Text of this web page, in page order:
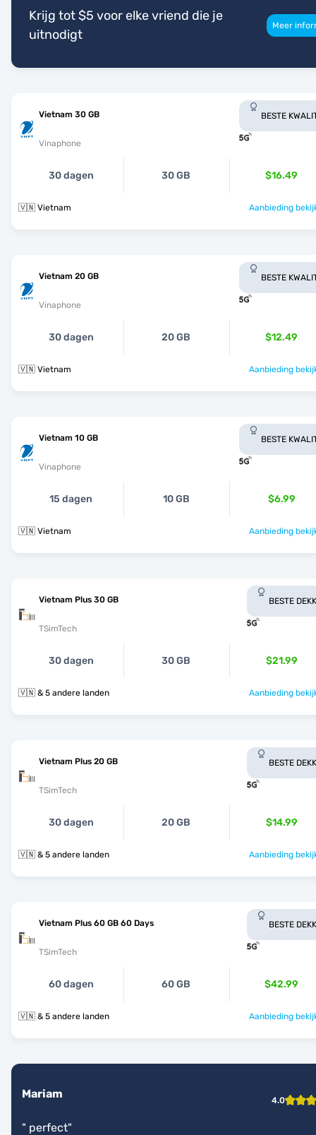
Krijg tot $5 voor elke vriend die je
uitnodigt
Meer
Vietnam 30 GB
Vinaphone
BESTE
30 dagen 30 GB $16.49
🇻🇳 Vietnam Aanbieding
Vietnam 20 GB
Vinaphone
BESTE
30 dagen 20 GB $12.49
🇻🇳 Vietnam Aanbieding
Vietnam 10 GB
Vinaphone
BESTE
15 dagen 10 GB $6.99
🇻🇳 Vietnam Aanbieding
Vietnam Plus 30 GB
TSimTech
BESTE
30 dagen 30 GB $21.99
🇻🇳 & 5 andere landen Aanbieding
Vietnam Plus 20 GB
TSimTech
BESTE
30 dagen 20 GB $14.99
🇻🇳 & 5 andere landen Aanbieding
Vietnam Plus 60 GB 60 Days
TSimTech
BESTE
60 dagen 60 GB $42.99
🇻🇳 & 5 andere landen Aanbieding
Mariam 4.0
" perfect"